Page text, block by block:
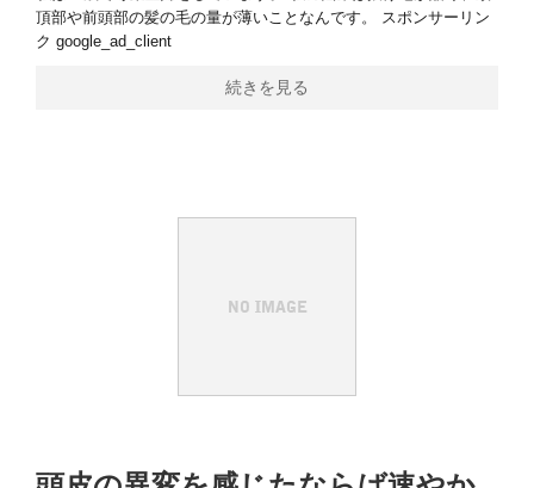
頂部や前頭部の髪の毛の量が薄いことなんです。 スポンサーリン
ク google_ad_client
続きを見る